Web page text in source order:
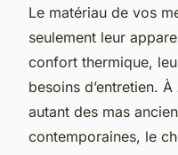
Le matériau de vos
seulement leur
confort thermique,
besoins d’entretien.
autant des mas
contemporaines, le